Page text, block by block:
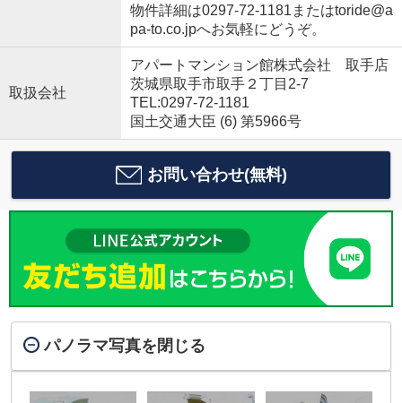
物件詳細は0297-72-1181またはtoride@a
pa-to.co.jpへお気軽にどうぞ。
取扱会社
アパートマンション館株式会社 取手店
茨城県取手市取手２丁目2-7
TEL:0297-72-1181
国土交通大臣 (6) 第5966号
お問い合わせ(無料)
パノラマ写真を閉じる